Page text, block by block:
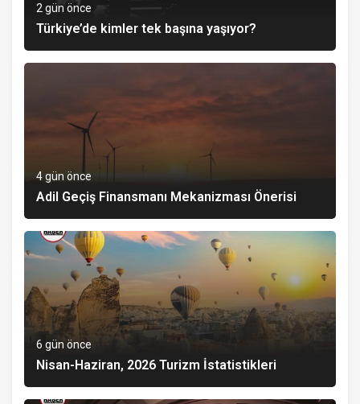
2 gün önce
Türkiye’de kimler tek başına yaşıyor?
4 gün önce
Adil Geçiş Finansmanı Mekanizması Önerisi
6 gün önce
Nisan-Haziran, 2026 Turizm İstatistikleri